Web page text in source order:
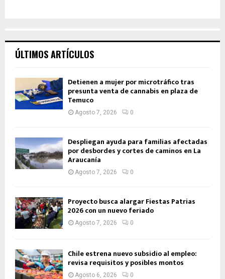
ÚLTIMOS ARTÍCULOS
Detienen a mujer por microtráfico tras
presunta venta de cannabis en plaza de
Temuco
Agosto 7, 2026 0
Despliegan ayuda para familias afectadas
por desbordes y cortes de caminos en La
Araucanía
Agosto 7, 2026 0
Proyecto busca alargar Fiestas Patrias
2026 con un nuevo feriado
Agosto 7, 2026 0
Chile estrena nuevo subsidio al empleo:
revisa requisitos y posibles montos
Agosto 6, 2026 0